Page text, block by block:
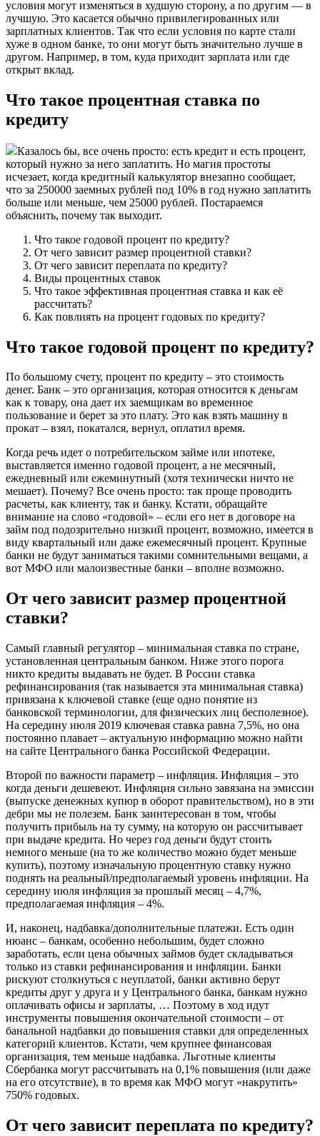
условия могут изменяться в худшую сторону, а по другим — в
лучшую. Это касается обычно привилегированных или
зарплатных клиентов. Так что если условия по карте стали
хуже в одном банке, то они могут быть значительно лучше в
другом. Например, в том, куда приходит зарплата или где
открыт вклад.
Что такое процентная ставка по
кредиту
Казалось бы, все очень просто: есть кредит и есть процент,
который нужно за него заплатить. Но магия простоты
исчезает, когда кредитный калькулятор внезапно сообщает,
что за 250000 заемных рублей под 10% в год нужно заплатить
больше или меньше, чем 25000 рублей. Постараемся
объяснить, почему так выходит.
Что такое годовой процент по кредиту?
От чего зависит размер процентной ставки?
От чего зависит переплата по кредиту?
Виды процентных ставок
Что такое эффективная процентная ставка и как её
рассчитать?
Как повлиять на процент годовых по кредиту?
Что такое годовой процент по кредиту?
По большому счету, процент по кредиту – это стоимость
денег. Банк – это организация, которая относится к деньгам
как к товару, она дает их заемщикам во временное
пользование и берет за это плату. Это как взять машину в
прокат – взял, покатался, вернул, оплатил время.
Когда речь идет о потребительском займе или ипотеке,
выставляется именно годовой процент, а не месячный,
ежедневный или ежеминутный (хотя технически ничто не
мешает). Почему? Все очень просто: так проще проводить
расчеты, как клиенту, так и банку. Кстати, обращайте
внимание на слово «годовой» – если его нет в договоре на
займ под подозрительно низкий процент, возможно, имеется в
виду квартальный или даже ежемесячный процент. Крупные
банки не будут заниматься такими сомнительными вещами, а
вот МФО или малоизвестные банки – вполне возможно.
От чего зависит размер процентной
ставки?
Самый главный регулятор – минимальная ставка по стране,
установленная центральным банком. Ниже этого порога
никто кредиты выдавать не будет. В России ставка
рефинансирования (так называется эта минимальная ставка)
привязана к ключевой ставке (еще одно понятие из
банковской терминологии, для физических лиц бесполезное).
На середину июля 2019 ключевая ставка равна 7,5%, но она
постоянно плавает – актуальную информацию можно найти
на сайте Центрального банка Российской Федерации.
Второй по важности параметр – инфляция. Инфляция – это
когда деньги дешевеют. Инфляция сильно завязана на эмиссии
(выпуске денежных купюр в оборот правительством), но в эти
дебри мы не полезем. Банк заинтересован в том, чтобы
получить прибыль на ту сумму, на которую он рассчитывает
при выдаче кредита. Но через год деньги будут стоить
немного меньше (на то же количество можно будет меньше
купить), поэтому изначальную процентную ставку нужно
поднять на реальный/предполагаемый уровень инфляции. На
середину июля инфляция за прошлый месяц – 4,7%,
предполагаемая инфляция – 4%.
И, наконец, надбавка/дополнительные платежи. Есть один
нюанс – банкам, особенно небольшим, будет сложно
заработать, если цена обычных займов будет складываться
только из ставки рефинансирования и инфляции. Банки
рискуют столкнуться с неуплатой, банки активно берут
кредиты друг у друга и у Центрального банка, банкам нужно
оплачивать офисы и зарплаты, … Поэтому в ход идут
инструменты повышения окончательной стоимости – от
банальной надбавки до повышения ставки для определенных
категорий клиентов. Кстати, чем крупнее финансовая
организация, тем меньше надбавка. Льготные клиенты
Сбербанка могут рассчитывать на 0,1% повышения (или даже
на его отсутствие), в то время как МФО могут «накрутить»
750% годовых.
От чего зависит переплата по кредиту?